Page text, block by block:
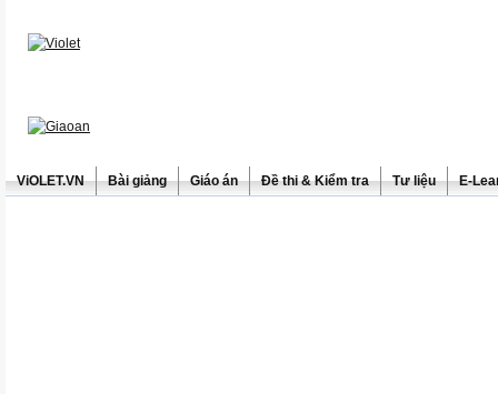
ViOLET.VN Bài giảng Giáo án Đề thi & Kiểm tra Tư liệu E-